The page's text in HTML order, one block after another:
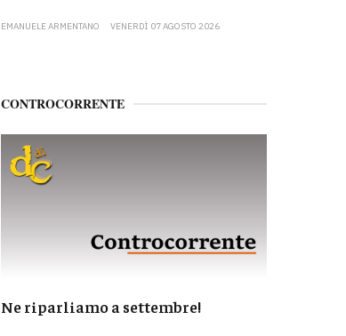
EMANUELE ARMENTANO VENERDÌ 07 AGOSTO 2026
CONTROCORRENTE
Ne riparliamo a settembre!